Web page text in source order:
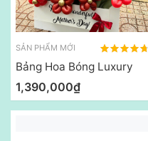
SẢN PHẨM MỚI
Bảng Hoa Bóng Luxury
1,390,000₫